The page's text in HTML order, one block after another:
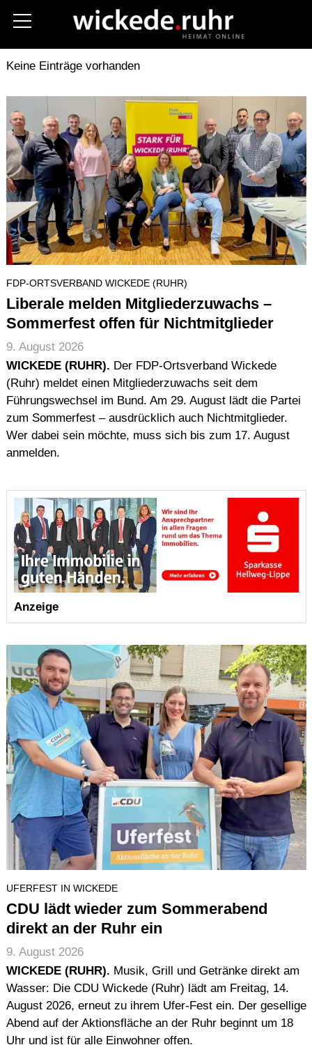
Aktuelles
Kreis Soest
Polizei
Stellenanzeigen
Unternehmen
Gastronomie
Hilfe im Notfall
Vereine
Termine
Kommunalwahl 2025
Kontakt (Contact)
Impressum (Imprint)
Urheberrecht (Copyright)
Haftung (Disclaimer)
Datenschutz (Data Protection)
Seitenstruktur (Sitemap)
Suche
Keine Einträge vorhanden
FDP-ORTSVERBAND WICKEDE (RUHR)
Liberale melden Mitgliederzuwachs –
Sommerfest offen für Nichtmitglieder
9. August 2026
WICKEDE (RUHR). Der FDP-Ortsverband Wickede
(Ruhr) meldet einen Mitgliederzuwachs seit dem
Führungswechsel im Bund. Am 29. August lädt die Partei
zum Sommerfest – ausdrücklich auch Nichtmitglieder.
Wer dabei sein möchte, muss sich bis zum 17. August
anmelden.
Anzeige
UFERFEST IN WICKEDE
CDU lädt wieder zum Sommerabend
direkt an der Ruhr ein
9. August 2026
WICKEDE (RUHR). Musik, Grill und Getränke direkt am
Wasser: Die CDU Wickede (Ruhr) lädt am Freitag, 14.
August 2026, erneut zu ihrem Ufer-Fest ein. Der gesellige
Abend auf der Aktionsfläche an der Ruhr beginnt um 18
Uhr und ist für alle Einwohner offen.